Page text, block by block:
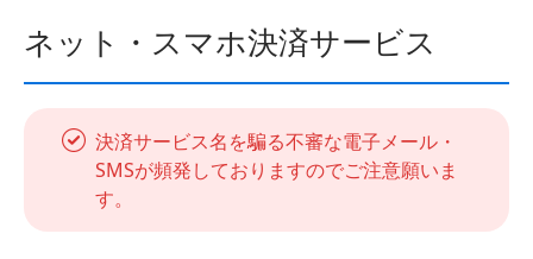
ネット・スマホ決済サービス
決済サービス名を騙る不審な電子メール・
SMSが頻発しておりますのでご注意願いま
す。